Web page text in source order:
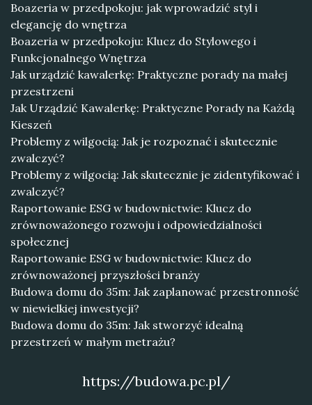
Boazeria w przedpokoju: jak wprowadzić styl i
elegancję do wnętrza
Boazeria w przedpokoju: Klucz do Stylowego i
Funkcjonalnego Wnętrza
Jak urządzić kawalerkę: Praktyczne porady na małej
przestrzeni
Jak Urządzić Kawalerkę: Praktyczne Porady na Każdą
Kieszeń
Problemy z wilgocią: Jak je rozpoznać i skutecznie
zwalczyć?
Problemy z wilgocią: Jak skutecznie je zidentyfikować i
zwalczyć?
Raportowanie ESG w budownictwie: Klucz do
zrównoważonego rozwoju i odpowiedzialności
społecznej
Raportowanie ESG w budownictwie: Klucz do
zrównoważonej przyszłości branży
Budowa domu do 35m: Jak zaplanować przestronność
w niewielkiej inwestycji?
Budowa domu do 35m: Jak stworzyć idealną
przestrzeń w małym metrażu?
https://budowa.pc.pl/